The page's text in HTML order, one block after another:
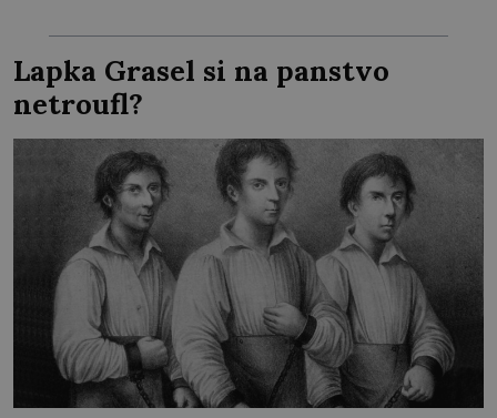
jim potvrdí také to, že na něj během výslechů
nikdo nevyvíjel fyzický ani psychický nátlak.
Syn brněnského řezníka chce být knězem a
[…]
Lapka Grasel si na panstvo
netroufl?